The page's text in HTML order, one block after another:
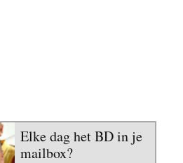
Elke dag het BD in je
mailbox?